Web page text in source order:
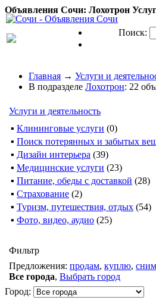
Объявления Сочи: Лохотрон
Поиск:
Главная → Услуги и
В подразделе Лохотрон: 22
Услуги и деятельность
▪ Клининговые услуги (0)
▪ Поиск потерянных и забытых
▪ Дизайн интерьера (39)
▪ Медицинские услуги (23)
▪ Питание, обеды с доставкой (28)
▪ Страхование (2)
▪ Туризм, путешествия, отдых (54)
▪ Фото, видео, аудио (25)
Фильтр
Предложения: продам, куплю,
Все города, Выбрать город
Город: